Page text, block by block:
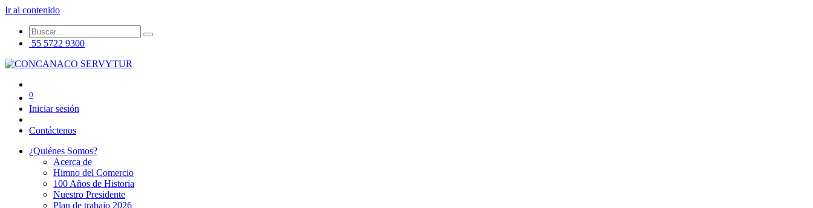
Ir al contenido
55 5722 9300
0
Iniciar sesión
Contáctenos
¿Quiénes Somos?
Acerca de
Himno del Comercio
100 Años de Historia
Nuestro Presidente
Plan de trabajo 2026